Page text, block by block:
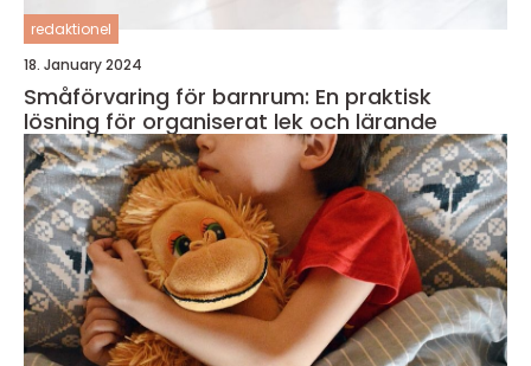
redaktionel
18. January 2024
Småförvaring för barnrum: En praktisk
lösning för organiserat lek och lärande